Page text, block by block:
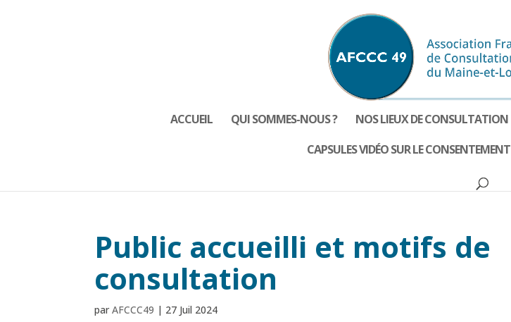
ACCUEIL QUI SOMMES-NOUS ? NOS LIEUX DE CONSULTATION
CAPSULES VIDÉO SUR LE CONSENTEMENT
Public accueilli et motifs de
consultation
parAFCCC49 | 27 Juil 2024